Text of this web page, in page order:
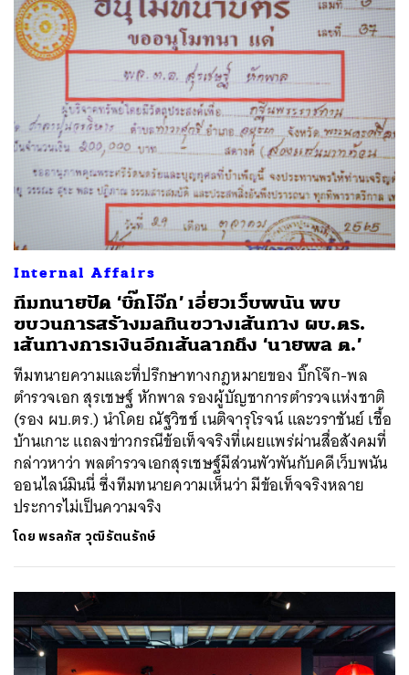
Internal Affairs
ทีมทนายปัด ‘บิ๊กโจ๊ก’ เอี่ยวเว็บพนัน พบ
ขบวนการสร้างมลทินขวางเส้นทาง ผบ.ตร.
เส้นทางการเงินอีกเส้นลากถึง ‘นายพล ต.’
ทีมทนายความและที่ปรึกษาทางกฎหมายของ บิ๊กโจ๊ก-พล
ตำรวจเอก สุรเชษฐ์ หักพาล รองผู้บัญชาการตำรวจแห่งชาติ
(รอง ผบ.ตร.) นำโดย ณัฐวิชช์ เนติจารุโรจน์ และวราชันย์ เชื้อ
บ้านเกาะ แถลงข่าวกรณีข้อเท็จจริงที่เผยแพร่ผ่านสื่อสังคมที่
กล่าวหาว่า พลตำรวจเอกสุรเชษฐ์มีส่วนพัวพันกับคดีเว็บพนัน
ออนไลน์มินนี่ ซึ่งทีมทนายความเห็นว่า มีข้อเท็จจริงหลาย
ประการไม่เป็นความจริง
โดยพรลภัส วุฒิรัตนรักษ์